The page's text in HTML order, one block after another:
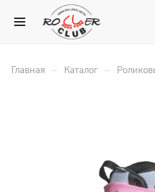
Главная – Каталог –